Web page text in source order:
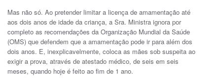
Mas não só. Ao pretender limitar a licença de amamentação até
aos dois anos de idade da criança, a Sra. Ministra ignora por
completo as recomendações da Organização Mundial da Saúde
(OMS) que defendem que a amamentação pode ir para além dos
dois anos. E, inexplicavelmente, coloca as mães sob suspeita ao
exigir a prova, através de atestado médico, de seis em seis
meses, quando hoje é feito ao fim de 1 ano.